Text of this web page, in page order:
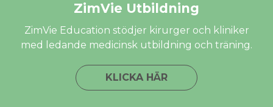
ZimVie Utbildning
ZimVie Education stödjer kirurger och kliniker
med ledande medicinsk utbildning och träning.
KLICKA HÄR